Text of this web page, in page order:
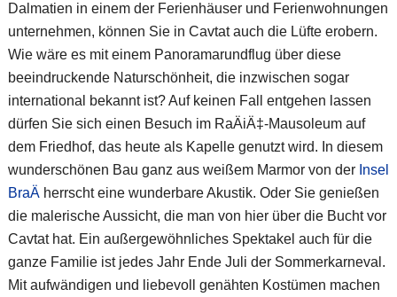
Dalmatien in einem der Ferienhäuser und Ferienwohnungen
unternehmen, können Sie in Cavtat auch die Lüfte erobern.
Wie wäre es mit einem Panoramarundflug über diese
beeindruckende Naturschönheit, die inzwischen sogar
international bekannt ist? Auf keinen Fall entgehen lassen
dürfen Sie sich einen Besuch im RaÄiÄ‡-Mausoleum auf
dem Friedhof, das heute als Kapelle genutzt wird. In diesem
wunderschönen Bau ganz aus weißem Marmor von der Insel
BraÄherrscht eine wunderbare Akustik. Oder Sie genießen
die malerische Aussicht, die man von hier über die Bucht vor
Cavtat hat. Ein außergewöhnliches Spektakel auch für die
ganze Familie ist jedes Jahr Ende Juli der Sommerkarneval.
Mit aufwändigen und liebevoll genähten Kostümen machen